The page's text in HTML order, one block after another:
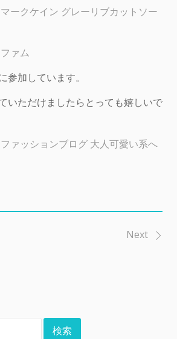
ークケイン グレーリブカットソー
ァム
参加しています。
いただけましたらとっても嬉しいで
Next